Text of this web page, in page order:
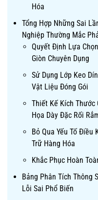
Hóa
Tổng Hợp Những Sai
Nghiệp Thường Mắc
Quyết Định Lựa
Giòn Chuyên Dụng
Sử Dụng Lớp Keo
Vật Liệu Đóng Gói
Thiết Kế Kích Thước
Họa Dày Đặc Rối
Bỏ Qua Yếu Tố Điều
Trữ Hàng Hóa
Khắc Phục Hoàn
Bảng Phân Tích Thông
Lỗi Sai Phổ Biến